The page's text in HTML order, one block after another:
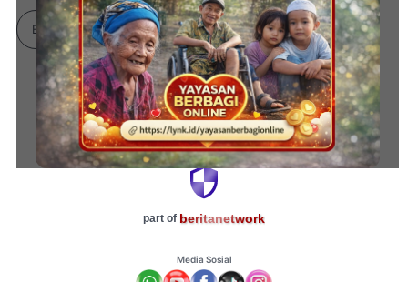
Bahasa Indonesia
Didukung Oleh:
part of beritanetwork
Media Sosial